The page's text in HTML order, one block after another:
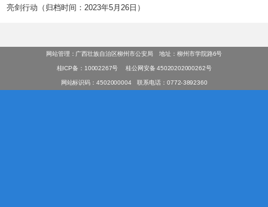
亮剑行动（归档时间：2023年5月26日）
网站管理：广西壮族自治区柳州市公安局 地址：柳州市学院路6号
桂ICP备：10002267号 桂公网安备 45020202000262号
网站标识码：4502000004 联系电话：0772-3892360